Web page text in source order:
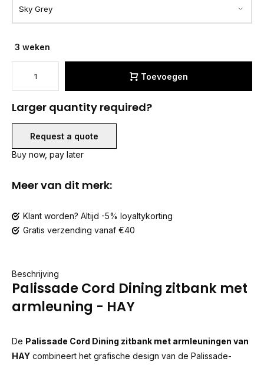
3 weken
Toevoegen
Larger quantity required?
Request a quote
Buy now, pay later
Meer van dit merk:
Klant worden? Altijd -5% loyaltykorting
Gratis verzending vanaf €40
Beschrijving
Palissade Cord Dining zitbank met
armleuning - HAY
De Palissade Cord Dining zitbank met armleuningen van
HAY combineert het grafische design van de Palissade-